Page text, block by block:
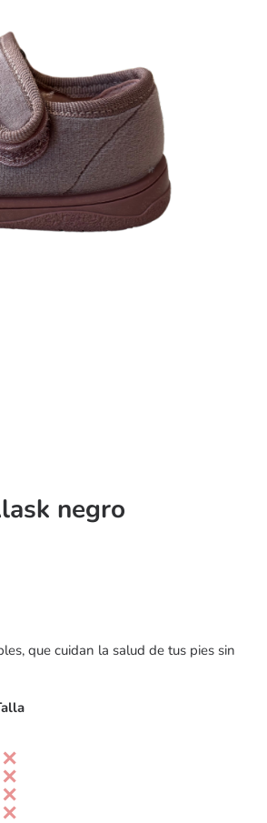
negro
que cuidan la salud de tus pies sin